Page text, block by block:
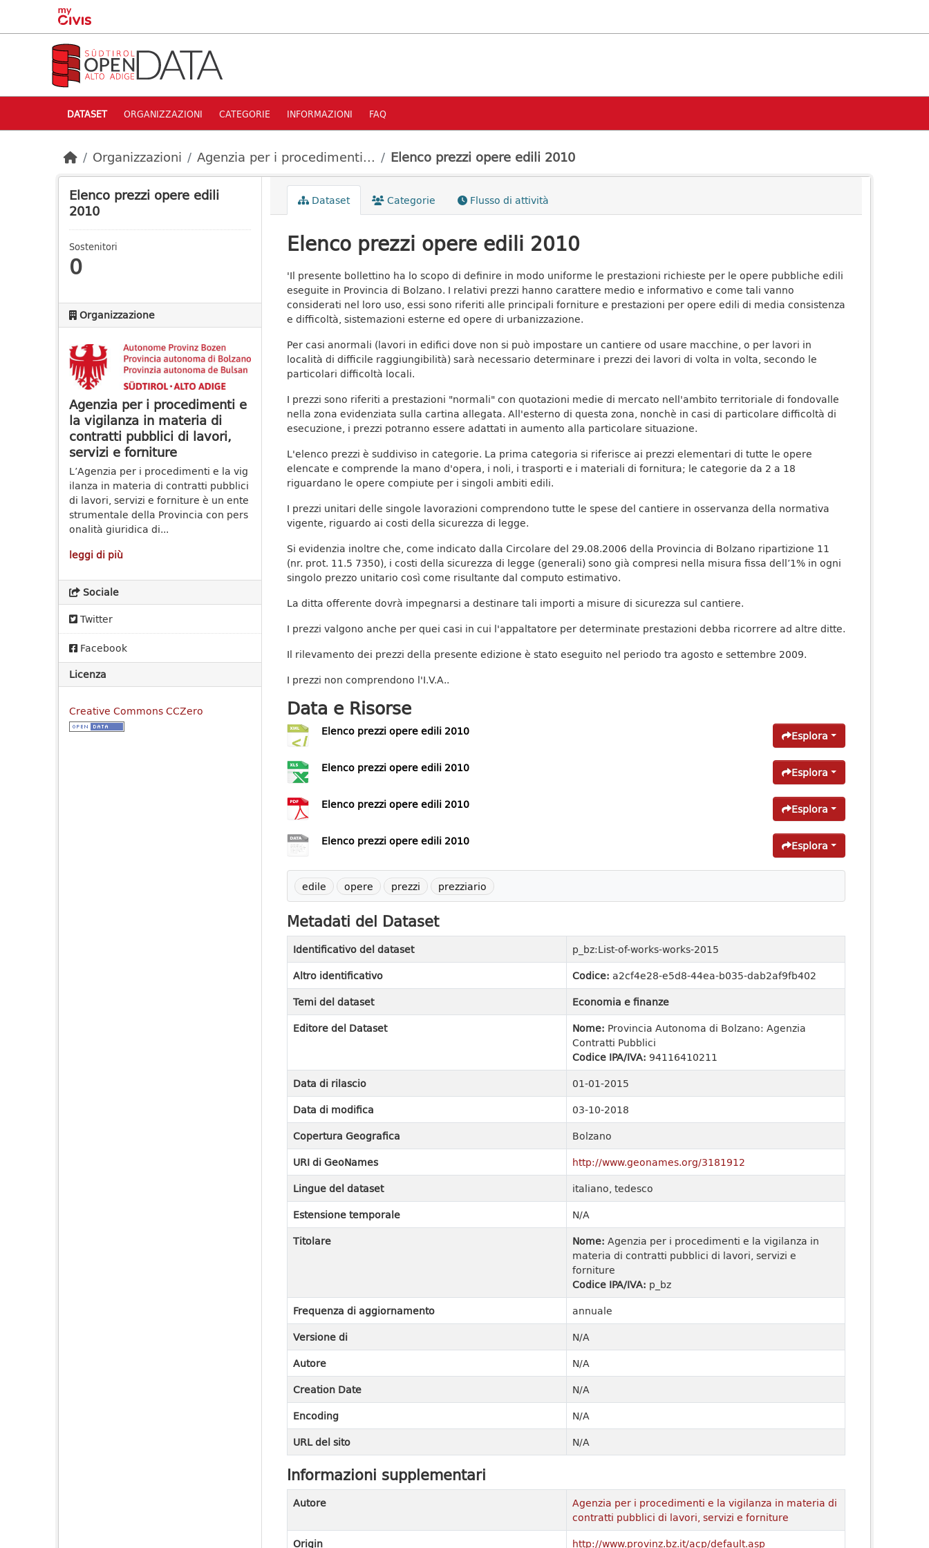
Skip to main content
DATASET ORGANIZZAZIONI CATEGORIE INFORMAZIONI FAQ
Organizzazioni Agenzia per i procedimenti... Elenco prezzi opere edili 2010
Elenco prezzi opere edili
2010
Sostenitori
0
Organizzazione
Agenzia per i procedimenti e
la vigilanza in materia di
contratti pubblici di lavori,
servizi e forniture
L’Agenzia per i procedimenti e la vig
ilanza in materia di contratti pubblici
di lavori, servizi e forniture è un ente
strumentale della Provincia con pers
onalità giuridica di...
leggi di più
Sociale
Twitter
Facebook
Licenza
Creative Commons CCZero
Dataset Categorie Flusso di attività
Elenco prezzi opere edili 2010
'Il presente bollettino ha lo scopo di definire in modo uniforme le prestazioni richieste per le opere pubbliche edili
eseguite in Provincia di Bolzano. I relativi prezzi hanno carattere medio e informativo e come tali vanno
considerati nel loro uso, essi sono riferiti alle principali forniture e prestazioni per opere edili di media consistenza
e difficoltà, sistemazioni esterne ed opere di urbanizzazione.
Per casi anormali (lavori in edifici dove non si può impostare un cantiere od usare macchine, o per lavori in
località di difficile raggiungibilità) sarà necessario determinare i prezzi dei lavori di volta in volta, secondo le
particolari difficoltà locali.
I prezzi sono riferiti a prestazioni "normali" con quotazioni medie di mercato nell'ambito territoriale di fondovalle
nella zona evidenziata sulla cartina allegata. All'esterno di questa zona, nonchè in casi di particolare difficoltà di
esecuzione, i prezzi potranno essere adattati in aumento alla particolare situazione.
L'elenco prezzi è suddiviso in categorie. La prima categoria si riferisce ai prezzi elementari di tutte le opere
elencate e comprende la mano d'opera, i noli, i trasporti e i materiali di fornitura; le categorie da 2 a 18
riguardano le opere compiute per i singoli ambiti edili.
I prezzi unitari delle singole lavorazioni comprendono tutte le spese del cantiere in osservanza della normativa
vigente, riguardo ai costi della sicurezza di legge.
Si evidenzia inoltre che, come indicato dalla Circolare del 29.08.2006 della Provincia di Bolzano ripartizione 11
(nr. prot. 11.5 7350), i costi della sicurezza di legge (generali) sono già compresi nella misura fissa dell’1% in ogni
singolo prezzo unitario così come risultante dal computo estimativo.
La ditta offerente dovrà impegnarsi a destinare tali importi a misure di sicurezza sul cantiere.
I prezzi valgono anche per quei casi in cui l'appaltatore per determinate prestazioni debba ricorrere ad altre ditte.
Il rilevamento dei prezzi della presente edizione è stato eseguito nel periodo tra agosto e settembre 2009.
I prezzi non comprendono l'I.V.A..
Data e Risorse
Elenco prezzi opere edili 2010 Esplora
Elenco prezzi opere edili 2010 Esplora
Elenco prezzi opere edili 2010 Esplora
Elenco prezzi opere edili 2010 Esplora
edile opere prezzi prezziario
Metadati del Dataset
Identificativo del dataset
p_bz:List-of-works-works-2015
Altro identificativo
Codice: a2cf4e28-e5d8-44ea-b035-dab2af9fb402
Temi del dataset
Economia e finanze
Editore del Dataset
Nome: Provincia Autonoma di Bolzano: Agenzia
Contratti Pubblici
Codice IPA/IVA: 94116410211
Data di rilascio
01-01-2015
Data di modifica
03-10-2018
Copertura Geografica
Bolzano
URI di GeoNames
http://www.geonames.org/3181912
Lingue del dataset
italiano, tedesco
Estensione temporale
N/A
Titolare
Nome: Agenzia per i procedimenti e la vigilanza in
materia di contratti pubblici di lavori, servizi e
forniture
Codice IPA/IVA: p_bz
Frequenza di aggiornamento
annuale
Versione di
N/A
Autore
N/A
Creation Date
N/A
Encoding
N/A
URL del sito
N/A
Informazioni supplementari
Autore
Agenzia per i procedimenti e la vigilanza in materia di
contratti pubblici di lavori, servizi e forniture
Origin
http://www.provinz.bz.it/acp/default.asp